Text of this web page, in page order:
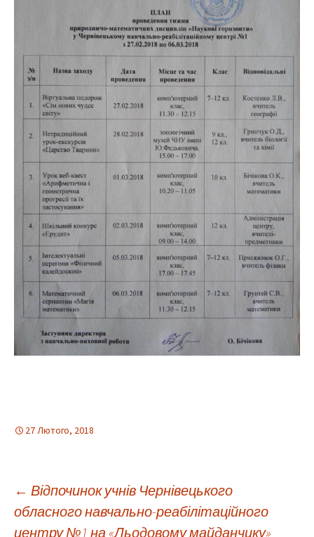
27 Лютого, 2018
Навігація
← Відпочинок учнів Чернівецького
обласного навчально-реабілітаційного
центру №1 на «Льодовому майданчику»